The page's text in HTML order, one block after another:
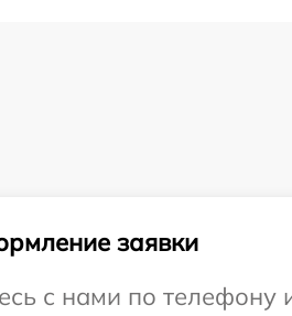
заявки
с нами по телефону